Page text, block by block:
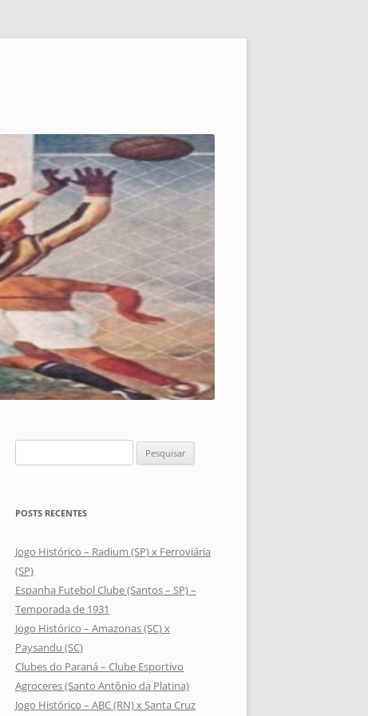
por:
POSTS RECENTES
Jogo Histórico – Radium (SP) x Ferroviária
(SP)
Espanha Futebol Clube (Santos – SP) –
Temporada de 1931
Jogo Histórico – Amazonas (SC) x
Paysandu (SC)
Clubes do Paraná – Clube Esportivo
Agroceres (Santo Antônio da Platina)
Jogo Histórico – ABC (RN) x Santa Cruz